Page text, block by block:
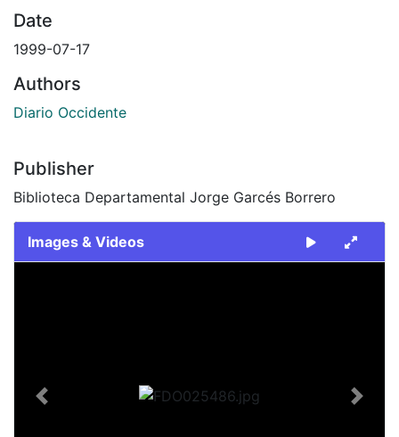
Date
1999-07-17
Authors
Diario Occidente
Publisher
Biblioteca Departamental Jorge Garcés Borrero
Images & Videos
Previous Next